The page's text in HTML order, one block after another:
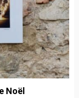
Noël